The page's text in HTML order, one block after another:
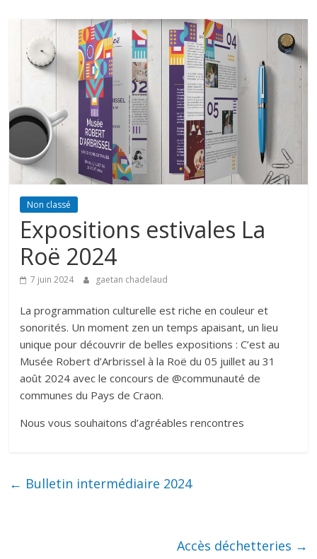
Non classé
Expositions estivales La
Roë 2024
7 juin 2024 gaetan chadelaud
La programmation culturelle est riche en couleur et
sonorités. Un moment zen un temps apaisant, un lieu
unique pour découvrir de belles expositions : C’est au
Musée Robert d’Arbrissel à la Roë du 05 juillet au 31
août 2024 avec le concours de @communauté de
communes du Pays de Craon.
Nous vous souhaitons d’agréables rencontres
← Bulletin intermédiaire 2024
Accès déchetteries →